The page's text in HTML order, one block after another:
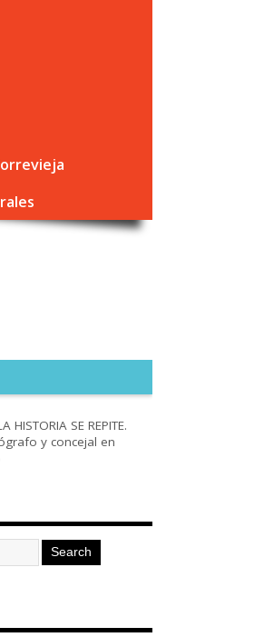
HISTORIA SE REPITE.
y concejal en